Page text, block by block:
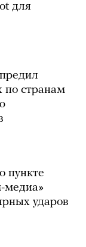
для
по странам
пункте
медиа»
ударов